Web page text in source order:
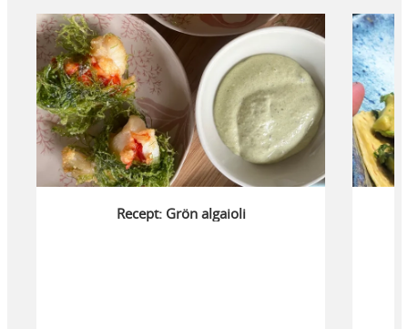
Recept: Grön algaioli